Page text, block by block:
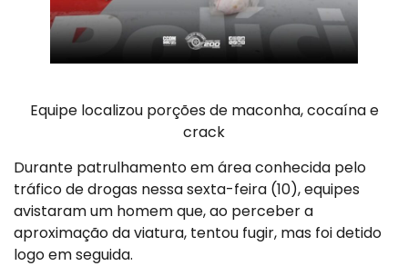
Equipe localizou porções de maconha, cocaína e
crack
Durante patrulhamento em área conhecida pelo
tráfico de drogas nessa sexta-feira (10), equipes
avistaram um homem que, ao perceber a
aproximação da viatura, tentou fugir, mas foi detido
logo em seguida.